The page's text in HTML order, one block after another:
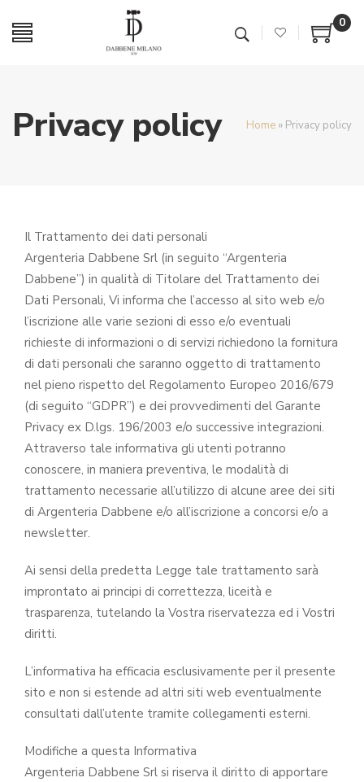
0
Privacy policy Home » Privacy policy
Il Trattamento dei dati personali
Argenteria Dabbene Srl (in seguito “Argenteria
Dabbene”) in qualità di Titolare del Trattamento dei
Dati Personali, Vi informa che l’accesso al sito web e/o
l’iscrizione alle varie sezioni di esso e/o eventuali
richieste di informazioni o di servizi richiedono la fornitura
di dati personali che saranno oggetto di trattamento
nel pieno rispetto del Regolamento Europeo 2016/679
(di seguito “GDPR”) e dei provvedimenti del Garante
Privacy ex D.lgs. 196/2003 e/o successive integrazioni.
Attraverso tale informativa gli utenti potranno
conoscere, in maniera preventiva, le modalità di
trattamento necessarie all’utilizzo di alcune aree dei siti
di Argenteria Dabbene e/o all’iscrizione a concorsi e/o a
newsletter.
Ai sensi della predetta Legge tale trattamento sarà
improntato ai principi di correttezza, liceità e
trasparenza, tutelando la Vostra riservatezza ed i Vostri
diritti.
L’informativa ha efficacia esclusivamente per il presente
sito e non si estende ad altri siti web eventualmente
consultati dall’utente tramite collegamenti esterni.
Modifiche a questa Informativa
Argenteria Dabbene Srl si riserva il diritto di apportare